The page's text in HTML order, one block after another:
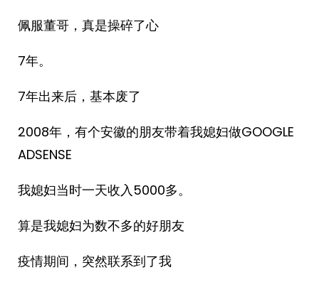
佩服董哥，真是操碎了心
7年。
7年出来后，基本废了
2008年，有个安徽的朋友带着我媳妇做GOOGLE
ADSENSE
我媳妇当时一天收入5000多。
算是我媳妇为数不多的好朋友
疫情期间，突然联系到了我